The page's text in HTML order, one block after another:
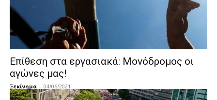
Επίθεση στα εργασιακά: Μονόδρομος οι
αγώνες μας!
Ξεκίνημα - 04/06/2021